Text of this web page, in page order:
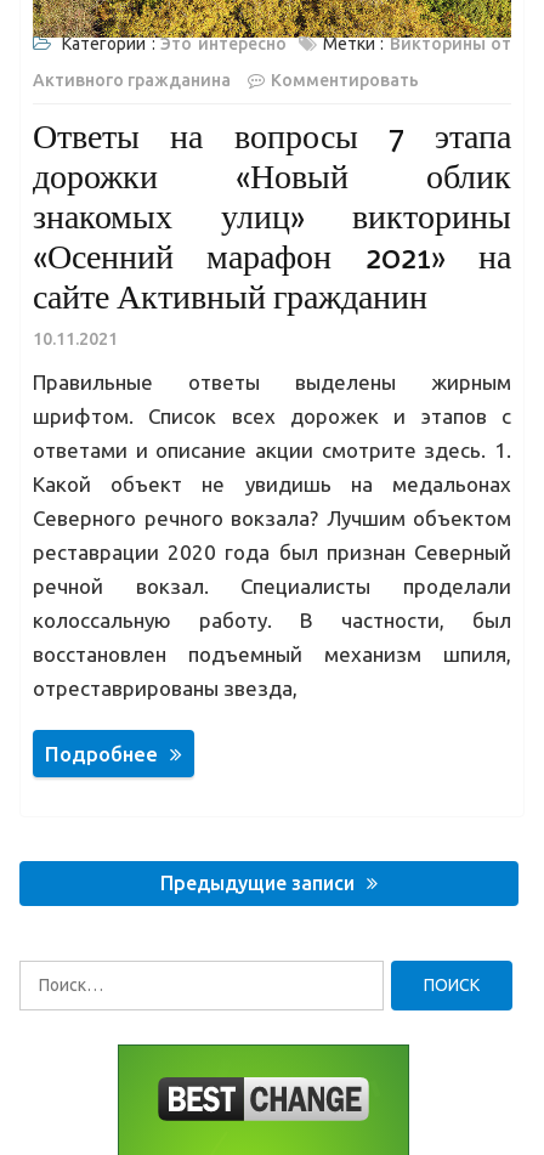
Категории :Это интересно Метки :Викторины от
Активного гражданина
Комментировать
Ответы на вопросы 7 этапа
дорожки «Новый облик
знакомых улиц» викторины
«Осенний марафон 2021» на
сайте Активный гражданин
10.11.2021
Правильные ответы выделены жирным
шрифтом. Список всех дорожек и этапов с
ответами и описание акции смотрите здесь. 1.
Какой объект не увидишь на медальонах
Северного речного вокзала? Лучшим объектом
реставрации 2020 года был признан Северный
речной вокзал. Специалисты проделали
колоссальную работу. В частности, был
восстановлен подъемный механизм шпиля,
отреставрированы звезда,
Подробнее
записям
Предыдущие записи